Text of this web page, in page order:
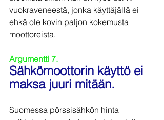
vuokraveneestä, jonka käyttäjällä ei
ehkä ole kovin paljon kokemusta
moottoreista.
Argumentti 7.
Sähkömoottorin käyttö ei
maksa juuri mitään.
Suomessa pörssisähkön hinta